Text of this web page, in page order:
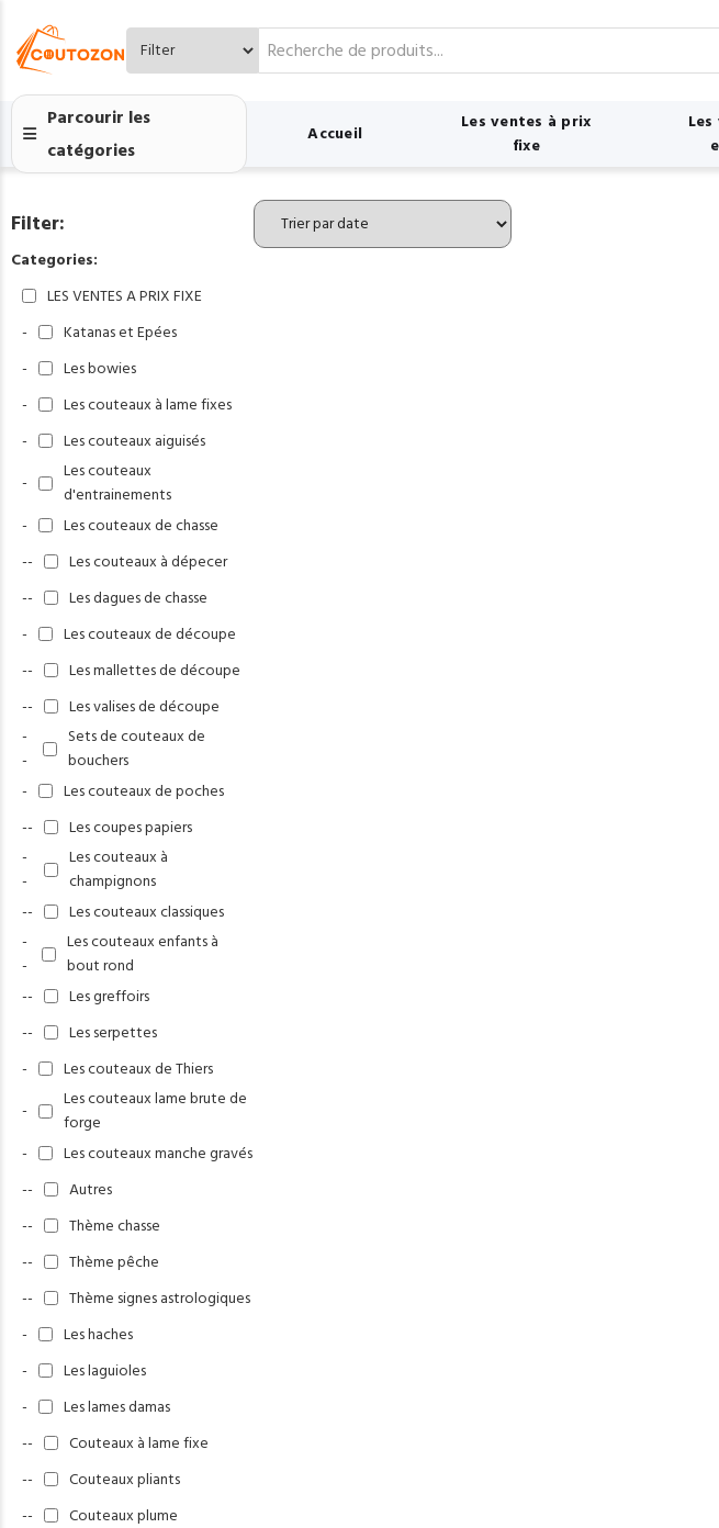
Search
Parcourir les
catégories
Accueil
Les ventes à prix
fixe
Filter:
Categories:
LES VENTES A PRIX FIXE
-
Katanas et Epées
-
Les bowies
-
Les couteaux à lame fixes
-
Les couteaux aiguisés
-
Les couteaux
d'entrainements
-
Les couteaux de chasse
--
Les couteaux à dépecer
--
Les dagues de chasse
-
Les couteaux de découpe
--
Les mallettes de découpe
--
Les valises de découpe
-
-
Sets de couteaux de
bouchers
-
Les couteaux de poches
--
Les coupes papiers
-
-
Les couteaux à
champignons
--
Les couteaux classiques
-
-
Les couteaux enfants à
bout rond
--
Les greffoirs
--
Les serpettes
-
Les couteaux de Thiers
-
Les couteaux lame brute de
forge
-
Les couteaux manche gravés
--
Autres
--
Thème chasse
--
Thème pêche
--
Thème signes astrologiques
-
Les haches
-
Les laguioles
-
Les lames damas
--
Couteaux à lame fixe
--
Couteaux pliants
--
Couteaux plume